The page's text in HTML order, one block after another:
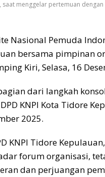
saat menggelar pertemuan
Nasional Pemuda
bersama pimpinan
Kiri, Selasa, 16
dari langkah
KNPI Kota Tidore
2025.
KNPI Tidore
forum organisasi,
dan perjuangan